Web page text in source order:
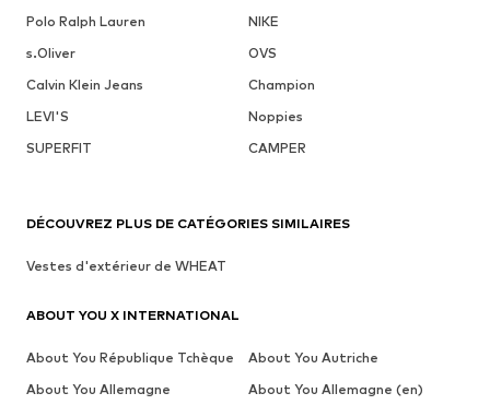
Polo Ralph Lauren
NIKE
s.Oliver
OVS
Calvin Klein Jeans
Champion
LEVI'S
Noppies
SUPERFIT
CAMPER
DÉCOUVREZ PLUS DE CATÉGORIES SIMILAIRES
Vestes d'extérieur de WHEAT
ABOUT YOU X INTERNATIONAL
About You République Tchèque
About You Autriche
About You Allemagne
About You Allemagne (en)